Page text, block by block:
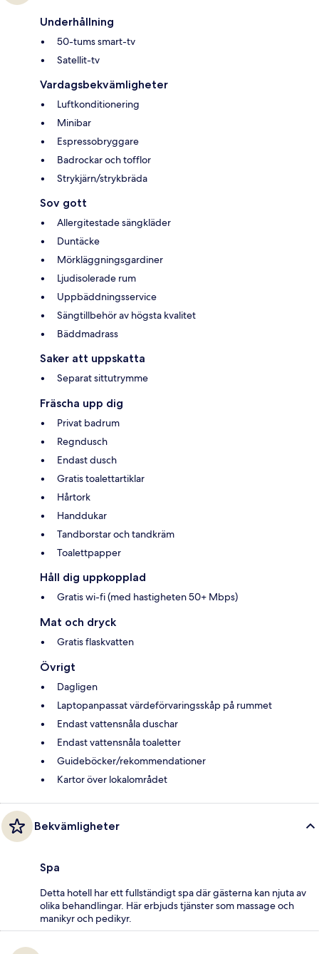
Underhållning
50-tums smart-tv
Satellit-tv
Vardagsbekvämligheter
Luftkonditionering
Minibar
Espressobryggare
Badrockar och tofflor
Strykjärn/strykbräda
Sov gott
Allergitestade sängkläder
Duntäcke
Mörkläggningsgardiner
Ljudisolerade rum
Uppbäddningsservice
Sängtillbehör av högsta kvalitet
Bäddmadrass
Saker att uppskatta
Separat sittutrymme
Fräscha upp dig
Privat badrum
Regndusch
Endast dusch
Gratis toalettartiklar
Hårtork
Handdukar
Tandborstar och tandkräm
Toalettpapper
Håll dig uppkopplad
Gratis wi-fi (med hastigheten 50+ Mbps)
Mat och dryck
Gratis flaskvatten
Övrigt
Dagligen
Laptopanpassat värdeförvaringsskåp på rummet
Endast vattensnåla duschar
Endast vattensnåla toaletter
Guideböcker/rekommendationer
Kartor över lokalområdet
Bekvämligheter
Spa
Detta hotell har ett fullständigt spa där gästerna kan njuta av
olika behandlingar. Här erbjuds tjänster som massage och
manikyr och pedikyr.